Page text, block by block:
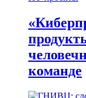
команде